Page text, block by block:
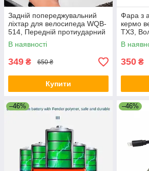
Задній попереджувальний
ліхтар для велосипеда WQB-
514, Передній протиударний
ліхтар на велосипед KN-39
В наявності
349 ₴ 650 ₴
Купити
Фара з
кермо
TX3,
для
В
350 ₴
–46% –46%